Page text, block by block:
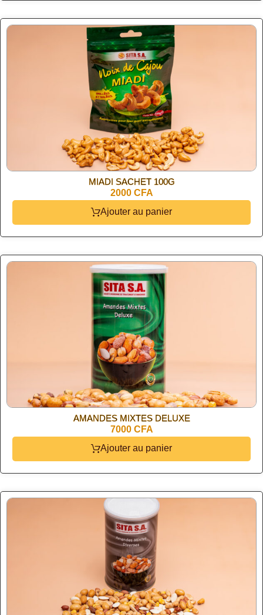
MIADI SACHET 100G
2000 CFA
Ajouter au panier
AMANDES MIXTES DELUXE
7000 CFA
Ajouter au panier